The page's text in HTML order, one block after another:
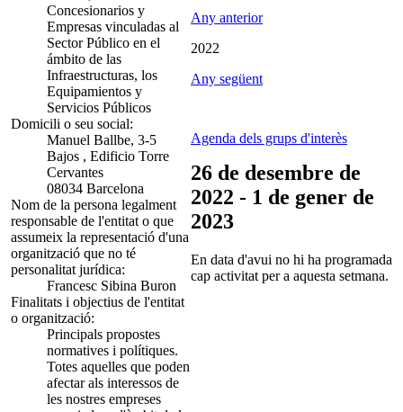
Concesionarios y
Empresas vinculadas al
Sector Público en el
ámbito de las
Infraestructuras, los
Equipamientos y
Servicios Públicos
Domicili o seu social:
Manuel Ballbe, 3-5
Bajos , Edificio Torre
Cervantes
08034 Barcelona
Nom de la persona legalment
responsable de l'entitat o que
assumeix la representació d'una
organització que no té
personalitat jurídica:
Francesc Sibina Buron
Finalitats i objectius de l'entitat
o organització:
Principals propostes
normatives i polítiques.
Totes aquelles que poden
afectar als interessos de
les nostres empreses
Any anterior
2022
Any següent
Agenda dels grups d'interès
26 de desembre de
2022 - 1 de gener de
2023
En data d'avui no hi ha programada
cap activitat per a aquesta setmana.